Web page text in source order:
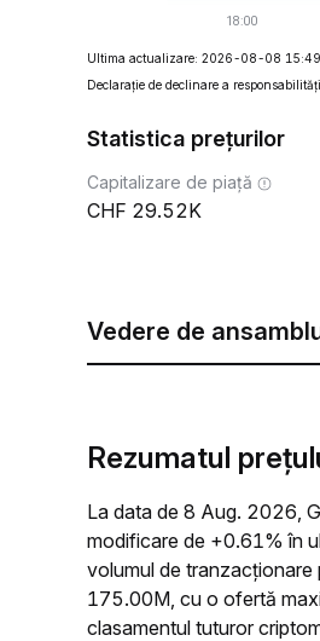
Ultima actualizare: 2026-08-08
Declarație de declinare a
Statistica prețurilor
Capitalizare de piață
29.52K
Vedere de
Rezumatul
La data de 8 Aug. 2026,
modificare de +0.61% în
volumul de
175.00M, cu o ofertă
clasamentul tuturor